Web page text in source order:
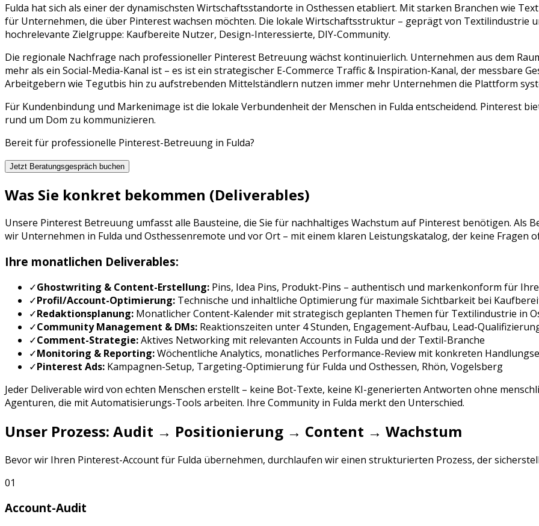
Fulda hat sich als einer der dynamischsten Wirtschaftsstandorte in Osthessen etabliert. Mit starken Branchen wie
für Unternehmen, die über Pinterestwachsen möchten. Die lokale Wirtschaftsstruktur – geprägt von Textilindustrie
hochrelevante Zielgruppe: Kaufbereite Nutzer, Design-Interessierte, DIY-Community.
Die regionale Nachfrage nach professioneller Pinterest Betreuungwächst kontinuierlich. Unternehmen aus dem
mehr als ein Social-Media-Kanal ist – es ist ein strategischer E-Commerce Traffic & Inspiration-Kanal, der messbare
Arbeitgebern wie Tegutbis hin zu aufstrebenden Mittelständlern nutzen immer mehr Unternehmen die Plattform
Für Kundenbindung und Markenimage ist die lokale Verbundenheit der Menschen in Fulda entscheidend. Pinterest
rund um Dom zu kommunizieren.
Bereit für professionelle Pinterest-Betreuung in Fulda?
Jetzt Beratungsgespräch buchen
Was Sie konkret bekommen (Deliverables)
Unsere Pinterest Betreuung umfasst alle Bausteine, die Sie für nachhaltiges Wachstum auf Pinterest benötigen. Als
wir Unternehmen in Fulda und Osthessenremote und vor Ort – mit einem klaren Leistungskatalog, der keine Fragen
Ihre monatlichen Deliverables:
✓Ghostwriting & Content-Erstellung: Pins, Idea Pins, Produkt-Pins – authentisch und markenkonform für
✓Profil/Account-Optimierung: Technische und inhaltliche Optimierung für maximale Sichtbarkeit bei
✓Redaktionsplanung: Monatlicher Content-Kalender mit strategisch geplanten Themen für Textilindustrie in
✓Community Management & DMs: Reaktionszeiten unter 4 Stunden, Engagement-Aufbau, Lead-
✓Comment-Strategie:Aktives Networking mit relevanten Accounts in Fulda und der Textil-Branche
✓Monitoring & Reporting:Wöchentliche Analytics, monatliches Performance-Review mit konkreten
✓Pinterest Ads: Kampagnen-Setup, Targeting-Optimierung für Fulda und Osthessen, Rhön, Vogelsberg
Jeder Deliverable wird von echten Menschen erstellt – keine Bot-Texte, keine KI-generierten Antworten ohne
Agenturen, die mit Automatisierungs-Tools arbeiten. Ihre Community in Fulda merkt den Unterschied.
Unser Prozess: Audit → Positionierung → Content → Wachstum
Bevor wir Ihren Pinterest-Account für Fulda übernehmen, durchlaufen wir einen strukturierten Prozess, der
01
Account-Audit